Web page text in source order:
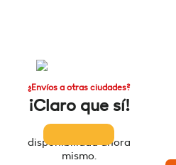
¿Envíos a otras ciudades?
¡Claro que sí!
disponibilidad ahora
mismo.